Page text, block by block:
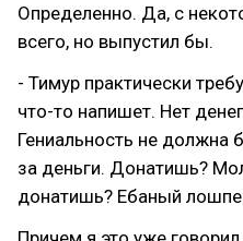
Определенно. Да, с
всего, но выпустил бы.
- Тимур практически
что-то напишет. Нет
Гениальность не должна
за деньги. Донатишь?
донатишь? Ебаный